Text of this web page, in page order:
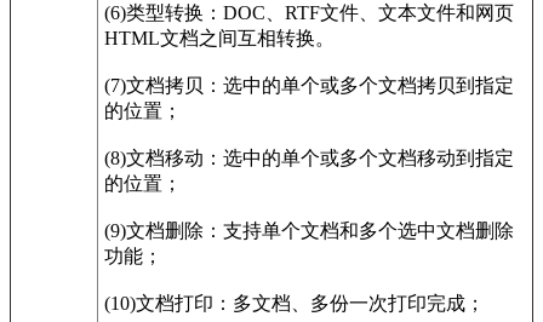
(6)类型转换：DOC、RTF文件、文本文件和网页
HTML文档之间互相转换。
(7)文档拷贝：选中的单个或多个文档拷贝到指定
的位置；
(8)文档移动：选中的单个或多个文档移动到指定
的位置；
(9)文档删除：支持单个文档和多个选中文档删除
功能；
(10)文档打印：多文档、多份一次打印完成；